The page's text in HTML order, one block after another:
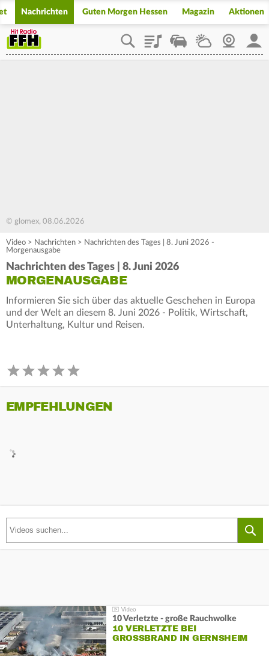
Nachrichten Guten Morgen Hessen Magazin Aktionen
PlaylistStaupilotWetterWebcam
© glomex, 08.06.2026
Video > Nachrichten > Nachrichten des Tages | 8. Juni 2026 -
Morgenausgabe
Nachrichten des Tages | 8. Juni 2026
MORGENAUSGABE
Informieren Sie sich über das aktuelle Geschehen in Europa
und der Welt an diesem 8. Juni 2026 - Politik, Wirtschaft,
Unterhaltung, Kultur und Reisen.
EMPFEHLUNGEN
10 Verletzte - große Rauchwolke
10 VERLETZTE BEI
GROSSBRAND IN GERNSHEIM